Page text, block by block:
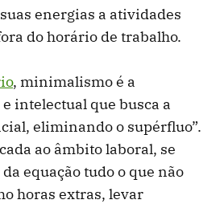
energias a atividades
do horário de trabalho.
, minimalismo é a
intelectual que busca a
eliminando o supérfluo”.
ao âmbito laboral, se
equação tudo o que não
horas extras, levar